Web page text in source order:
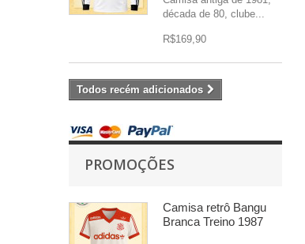
década de 80, clube...
R$169,90
Todos recém adicionados
PROMOÇÕES
Camisa retrô Bangu
Branca Treino 1987